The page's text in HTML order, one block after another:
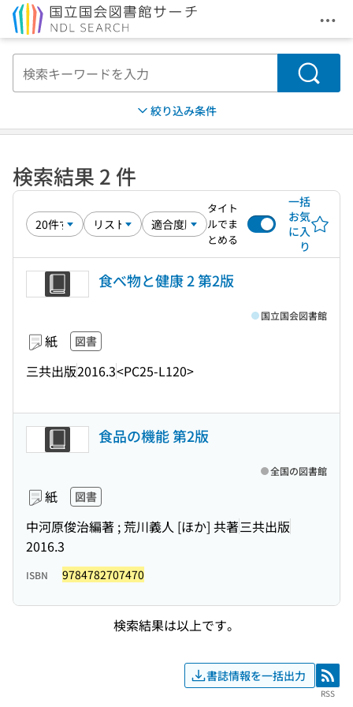
メ
検索
絞り込み条件
検索結果 2 件
タイト
ルでま
とめる
一括
お気
に入
り
食べ物と健康 2 第2版
紙 図書
三共出版2016.3<PC25-L120>
国立国会図書館
食品の機能 第2版
紙 図書
中河原俊治編著 ; 荒川義人 [ほか] 共著三共出版
2016.3
全国の図書館
ISBN 9784782707470
検索結果は以上です。
書誌情報を一括出力 RSS
RSS